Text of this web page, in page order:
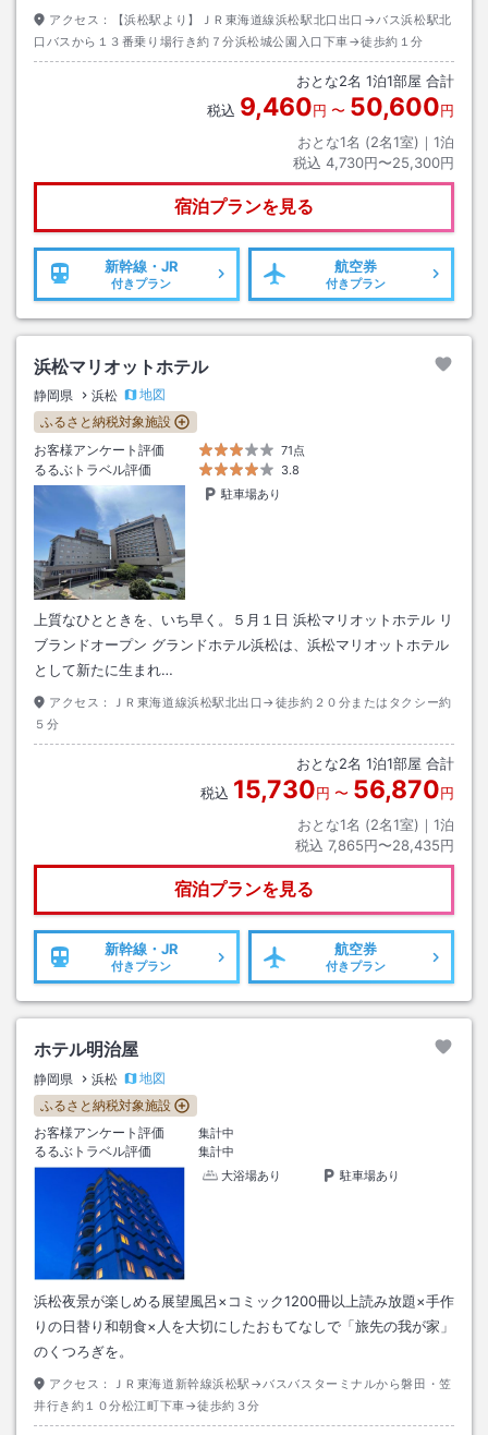
アクセス：
【浜松駅より】ＪＲ東海道線浜松駅北口出口→バス浜松駅北
口バスから１３番乗り場行き約７分浜松城公園入口下車→徒歩約１分
おとな2名 1泊1部屋 合計
税込 9,460円 〜 50,600円
おとな1名 (2名1室)｜ 1泊
税込 4,730円〜25,300円
宿泊プランを見る
新幹線・JR
付きプラン
航空券
付きプラン
浜松マリオットホテル
静岡県 浜松
地図
ふるさと納税対象施設
お客様アンケート評価
71点
るるぶトラベル評価
3.8
駐車場あり
上質なひとときを、いち早く。５月１日 浜松マリオットホテル リ
ブランドオープン グランドホテル浜松は、浜松マリオットホテル
として新たに生まれ…
アクセス：
ＪＲ東海道線浜松駅北出口→徒歩約２０分またはタクシー約
５分
おとな2名 1泊1部屋 合計
税込 15,730円 〜 56,870円
おとな1名 (2名1室)｜ 1泊
税込 7,865円〜28,435円
宿泊プランを見る
新幹線・JR
付きプラン
航空券
付きプラン
ホテル明治屋
静岡県 浜松
地図
ふるさと納税対象施設
お客様アンケート評価
集計中
るるぶトラベル評価
集計中
大浴場あり
駐車場あり
浜松夜景が楽しめる展望風呂×コミック1200冊以上読み放題×手作
りの日替り和朝食×人を大切にしたおもてなしで「旅先の我が家」
のくつろぎを。
アクセス：
ＪＲ東海道新幹線浜松駅→バスバスターミナルから磐田・笠
井行き約１０分松江町下車→徒歩約３分